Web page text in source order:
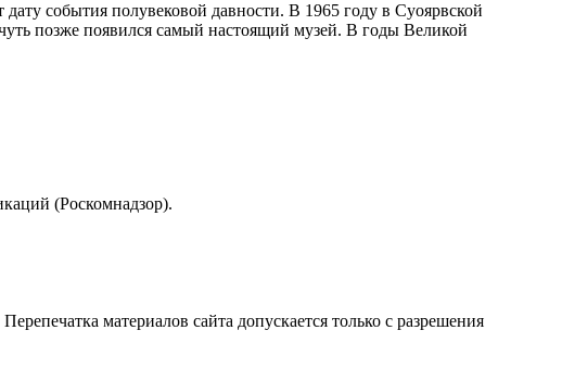
события полувековой давности. В 1965 году в Суоярвской
позже появился самый настоящий музей. В годы Великой
(Роскомнадзор).
материалов сайта допускается только с разрешения